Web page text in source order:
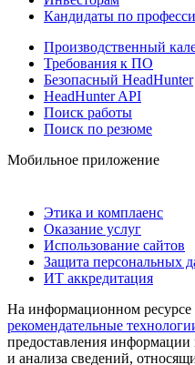
Кандидаты по
Производственный
Требования к ПО
Безопасный HeadHunter
HeadHunter API
Поиск работы
Поиск по резюме
Мобильное приложение
Этика и комплаенс
Оказание услуг
Использование сайтов
Защита персональных
ИТ аккредитация
На информационном ресурсе
рекомендательные
предоставления информации
и анализа сведений,